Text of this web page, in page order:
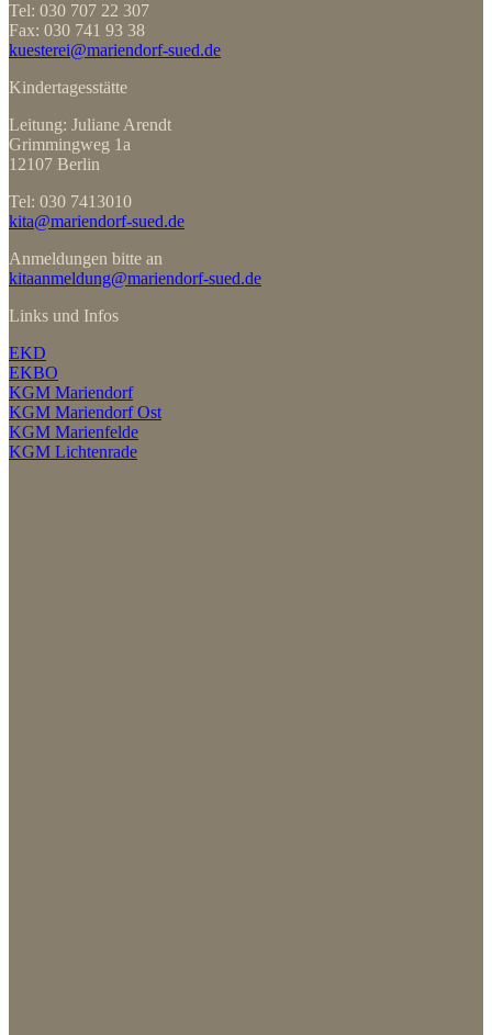
Tel: 030 707 22 307
Fax: 030 741 93 38
kuesterei@mariendorf-sued.de
Kindertagesstätte
Leitung: Juliane Arendt
Grimmingweg 1a
12107 Berlin
Tel: 030 7413010
kita@mariendorf-sued.de
Anmeldungen bitte an
kitaanmeldung@mariendorf-sued.de
Links und Infos
EKD
EKBO
KGM Mariendorf
KGM Mariendorf Ost
KGM Marienfelde
KGM Lichtenrade